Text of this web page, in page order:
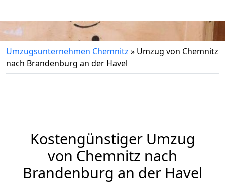
Umzugsunternehmen Chemnitz » Umzug von Chemnitz
nach Brandenburg an der Havel
Kostengünstiger Umzug
von Chemnitz nach
Brandenburg an der Havel